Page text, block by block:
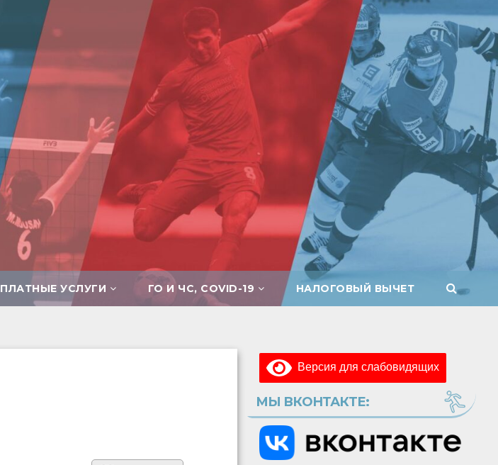
ПЛАТНЫЕ УСЛУГИ ГО И ЧС, COVID-19 НАЛОГОВЫЙ ВЫЧЕТ
Версия для слабовидящих
МЫ ВКОНТАКТЕ: